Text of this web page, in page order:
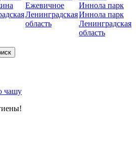
Ежевичное
Ленинградская
область
Иннола парк
Ленинградская
область